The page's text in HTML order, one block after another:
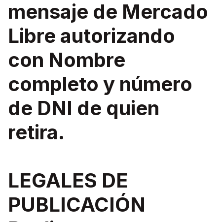
mensaje de Mercado
Libre autorizando
con Nombre
completo y número
de DNI de quien
retira.
LEGALES DE
PUBLICACIÓN